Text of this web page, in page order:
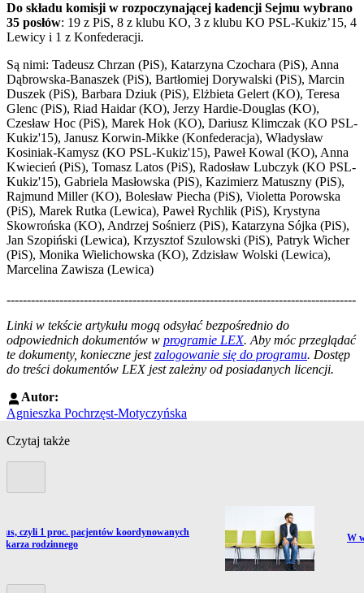
Do składu komisji w rozpoczynającej kadencji Sejmu wybrano
35 posłów: 19 z PiS, 8 z klubu KO, 3 z klubu KO PSL-Kukiz’15, 4
Lewicy i 1 z Konfederacji.
Są nimi: Tadeusz Chrzan (PiS), Katarzyna Czochara (PiS), Anna
Dąbrowska-Banaszek (PiS), Bartłomiej Dorywalski (PiS), Marcin
Duszek (PiS), Barbara Dziuk (PiS), Elżbieta Gelert (KO), Teresa
Glenc (PiS), Riad Haidar (KO), Jerzy Hardie-Douglas (KO),
Czesław Hoc (PiS), Marek Hok (KO), Dariusz Klimczak (KO PSL-
Kukiz'15), Janusz Korwin-Mikke (Konfederacja), Władysław
Kosiniak-Kamysz (KO PSL-Kukiz'15), Paweł Kowal (KO), Anna
Kwiecień (PiS), Tomasz Latos (PiS), Radosław Lubczyk (KO PSL-
Kukiz'15), Gabriela Masłowska (PiS), Kazimierz Matuszny (PiS),
Rajmund Miller (KO), Bolesław Piecha (PiS), Violetta Porowska
(PiS), Marek Rutka (Lewica), Paweł Rychlik (PiS), Krystyna
Skowrońska (KO), Andrzej Sośnierz (PiS), Katarzyna Sójka (PiS),
Jan Szopiński (Lewica), Krzysztof Szulowski (PiS), Patryk Wicher
(PiS), Monika Wielichowska (KO), Zdzisław Wolski (Lewica),
Marcelina Zawisza (Lewica)
--------------------------------------------------------------------------------------
Linki w tekście artykułu mogą odsyłać bezpośrednio do
odpowiednich dokumentów w programie LEX. Aby móc przeglądać
te dokumenty, konieczne jestzalogowanie się do programu. Dostęp
do treści dokumentów LEX jest zależny od posiadanych licencji.
Autor:
Agnieszka Pochrzęst-Motyczyńska
Czytaj także
do artykułu:
czyli 1 proc. pacjentów koordynowanych
rodzinnego
W